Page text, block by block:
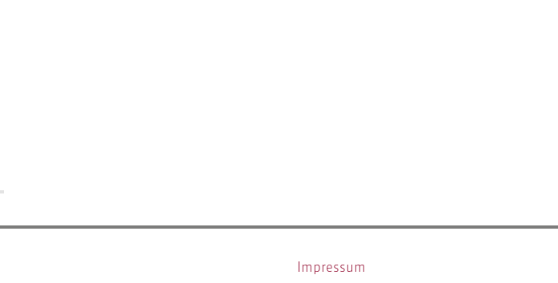
Impressum